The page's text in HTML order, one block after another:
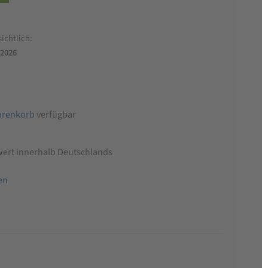
verfügbar
innerhalb Deutschlands